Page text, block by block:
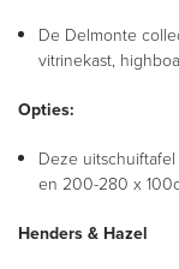
De Delmonte
vitrinekast,
Opties:
Deze uitschuiftafel
en 200-280 x
Henders & Hazel